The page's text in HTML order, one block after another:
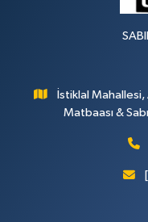
İstiklal
Matbaası &